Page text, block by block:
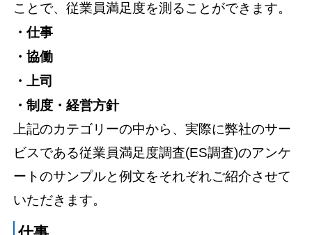
ことで、従業員満足度を測ることができます。
・仕事
・協働
・上司
・制度・経営方針
上記のカテゴリーの中から、実際に弊社のサー
ビスである従業員満足度調査(ES調査)のアンケ
ートのサンプルと例文をそれぞれご紹介させて
いただきます。